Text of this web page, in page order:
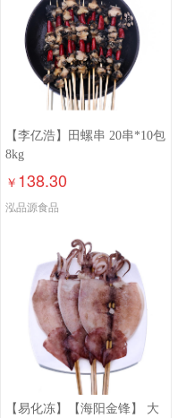
【李亿浩】田螺串 20串*10包
8kg
￥ 138.30
泓品源食品
【易化冻】【海阳金锋】 大